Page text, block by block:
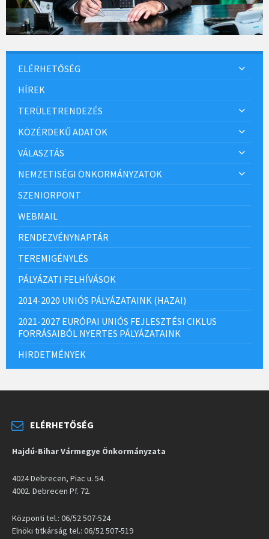
ELÉRHETŐSÉG
HÍREK
TERÜLETRENDEZÉS
KÖZÉRDEKŰ ADATOK
VÁLASZTÁS
NEMZETISÉGI ÖNKORMÁNYZATOK
SZENIORPONT
WEBMAIL
RENDEZVÉNYNAPTÁR
TEREMIGÉNYLÉS
PÁLYÁZATI FELHÍVÁSOK
2014-2020 UNIÓS PÁLYÁZATAINK (HAZAI)
2021-2027 EURÓPAI UNIÓS FEJLESZTÉSI CIKLUS
FORRÁSAIBÓL NYERTES PÁLYÁZATAINK
HIRDETMÉNYEK
ELÉRHETŐSÉG
Hajdú-Bihar Vármegye Önkormányzata
4024 Debrecen, Piac u. 54.
4002. Debrecen Pf. 72.
Központi tel.: 06/52 507-524
Elnöki titkárság tel.: 06/52 507-519